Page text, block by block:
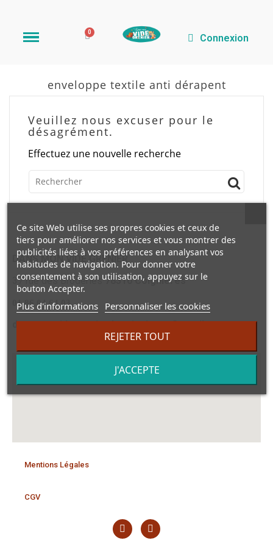
Ce site Web utilise ses propres cookies et ceux de
tiers pour améliorer nos services et vous montrer des
publicités liées à vos préférences en analysant vos
habitudes de navigation. Pour donner votre
consentement à son utilisation, appuyez sur le
bouton Accepter.
Plus d'informations Personnaliser les cookies
REJETER TOUT
J'ACCEPTE
Connexion
enveloppe textile anti dérapent
Veuillez nous excuser pour le
désagrément.
Effectuez une nouvelle recherche
DANS MON VIDE GRENIER
37 rue des Broderies78310 Coignières
01 86 04 64 03
dansmonvidegrenierdecoignieres@gmail.com
Mentions Légales
CGV